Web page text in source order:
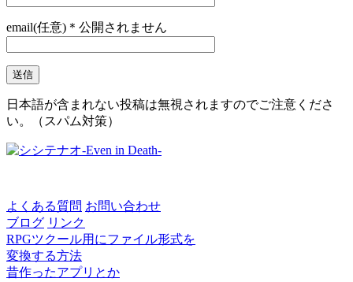
email(任意)＊公開されません
日本語が含まれない投稿は無視されますのでご注意くださ
い。（スパム対策）
よくある質問 お問い合わせ
ブログ リンク
RPGツクール用にファイル形式を
変換する方法
昔作ったアプリとか